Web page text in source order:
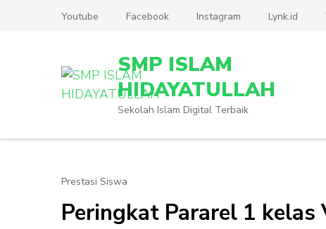
Youtube Facebook Instagram Lynk.id
SMP ISLAM
HIDAYATULLAH
Sekolah Islam Digital Terbaik
Prestasi Siswa
Peringkat Pararel 1